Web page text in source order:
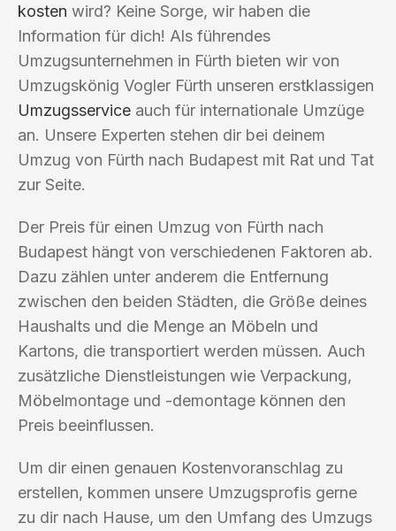
kosten wird? Keine Sorge, wir haben die
Information für dich! Als führendes
Umzugsunternehmen in Fürth bieten wir von
Umzugskönig Vogler Fürth unseren erstklassigen
Umzugsservice auch für internationale Umzüge
an. Unsere Experten stehen dir bei deinem
Umzug von Fürth nach Budapest mit Rat und Tat
zur Seite.
Der Preis für einen Umzug von Fürth nach
Budapest hängt von verschiedenen Faktoren ab.
Dazu zählen unter anderem die Entfernung
zwischen den beiden Städten, die Größe deines
Haushalts und die Menge an Möbeln und
Kartons, die transportiert werden müssen. Auch
zusätzliche Dienstleistungen wie Verpackung,
Möbelmontage und -demontage können den
Preis beeinflussen.
Um dir einen genauen Kostenvoranschlag zu
erstellen, kommen unsere Umzugsprofis gerne
zu dir nach Hause, um den Umfang des Umzugs